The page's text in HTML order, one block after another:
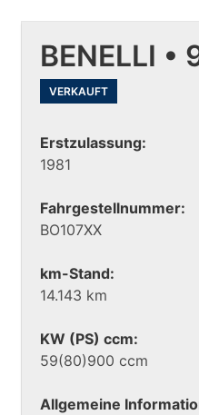
BENELLI •
VERKAUFT
Erstzulassung:
1981
Fahrgestellnummer:
BO107XX
km-Stand:
14.143 km
KW (PS) ccm:
59(80)900 ccm
Allgemeine